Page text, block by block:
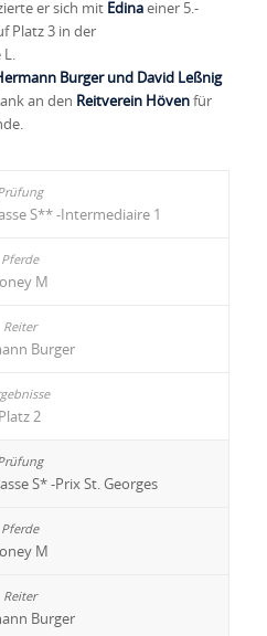
er sich mit Edinaeiner 5.-
Platz 3 in der
Burger und David Leßnig
an den Reitverein Hövenfür
S** -Intermediaire 1
M
Burger
Platz 2
S* -Prix St. Georges
M
Burger